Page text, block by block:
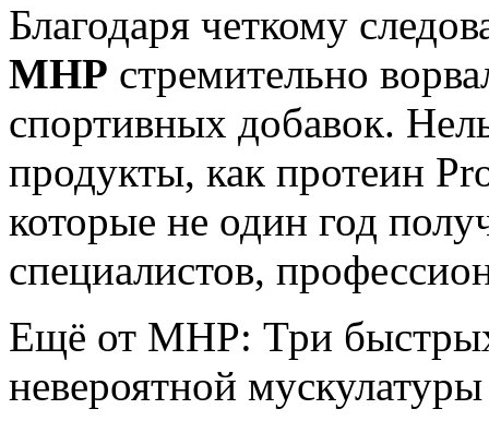
Благодаря четкому
MHP стремительно
спортивных добавок.
продукты, как протеин
которые не один год
специалистов,
Ещё от MHP: Три
невероятной